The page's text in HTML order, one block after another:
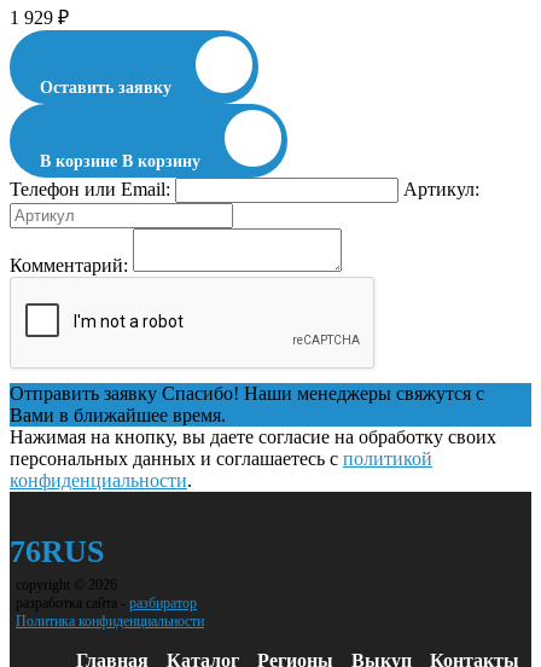
1 929 ₽
Оставить заявку
В корзине В корзину
Телефон или Email: Артикул:
Комментарий:
Отправить заявку Спасибо! Наши менеджеры свяжутся с
Вами в ближайшее время.
Нажимая на кнопку, вы даете согласие на обработку своих
персональных данных и соглашаетесь с политикой
конфиденциальности.
76RUS
copyright © 2026
разработка сайта - разбиратор
Политика конфиденциальности
Главная Каталог Регионы Выкуп Контакты